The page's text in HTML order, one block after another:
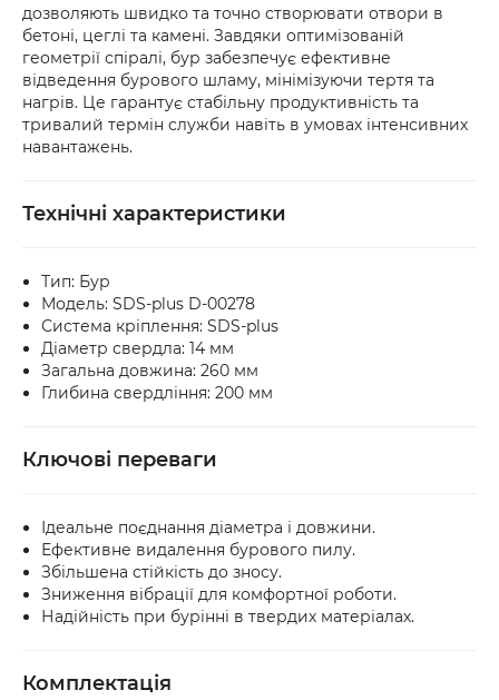
або товар мають пошкодження, обов’язково
оформіть акт разом із працівником служби
доставки.
дозволяють швидко та точно створювати отвори в
бетоні, цеглі та камені. Завдяки оптимізованій
геометрії спіралі, бур забезпечує ефективне
відведення бурового шламу, мінімізуючи тертя та
нагрів. Це гарантує стабільну продуктивність та
тривалий термін служби навіть в умовах інтенсивних
навантажень.
Технічні характеристики
Тип: Бур
Модель: SDS-plus D-00278
Система кріплення: SDS-plus
Діаметр свердла: 14 мм
Загальна довжина: 260 мм
Глибина свердління: 200 мм
Ключові переваги
Ідеальне поєднання діаметра і довжини.
Ефективне видалення бурового пилу.
Збільшена стійкість до зносу.
Зниження вібрації для комфортної роботи.
Надійність при бурінні в твердих матеріалах.
Комплектація